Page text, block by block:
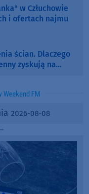
w Człuchowie
i ofertach najmu
ścian. Dlaczego
zyskują na
FM
2026-08-08